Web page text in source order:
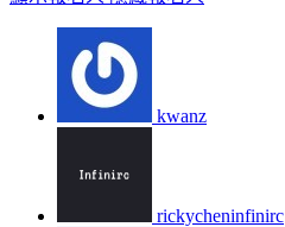
kwanz
rickycheninfinirc